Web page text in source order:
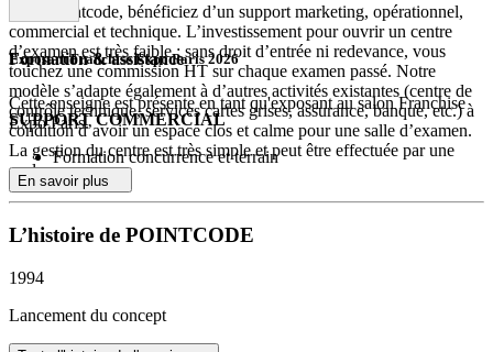
Avec Pointcode, bénéficiez d’un support marketing, opérationnel,
commercial et technique. L’investissement pour ouvrir un centre
d’examen est très faible : sans droit d’entrée ni redevance, vous
touchez une commission HT sur chaque examen passé. Notre
modèle s’adapte également à d’autres activités existantes (centre de
contrôle technique, services cartes grises, assurance, banque, etc.) à
condition d’avoir un espace clos et calme pour une salle d’examen.
La gestion du centre est très simple et peut être effectuée par une
seule personne.
Pointcode offre une expérience unique aux candidats, accueillis par
des équipes professionnelles et chaleureuses. Les candidats peuvent
se présenter sans réservation, régler sur place et obtenir leurs
immédiatement. Les examens se déroulent sur des ordinateurs grand
écran pour une visibilité optimale des indices afin de passer le test
dans les meilleures conditions.
Exposant Franchise Expo Paris 2026
Cette enseigne est présente en tant qu'exposant au salon Franchise
Expo Paris.
Formation & assistance
SUPPORT COMMERCIAL
Formation concurrence et terrain
Fourniture d’objets publicitaires
Événementiel :
Congrès auto-école
SUPPORT MARKETING
Publicité en ligne ciblée
Gestion de votre centre sur pointcode.fr
En savoir plus
L’histoire de POINTCODE
1994
Lancement du concept